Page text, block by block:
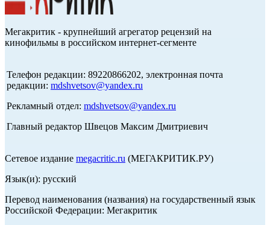
Мегакритик - крупнейший агрегатор рецензий на
кинофильмы в российском интернет-сегменте
Телефон редакции: 89220866202, электронная почта
редакции: mdshvetsov@yandex.ru
Рекламный отдел: mdshvetsov@yandex.ru
Главный редактор Швецов Максим Дмитриевич
Сетевое издание megacritic.ru (МЕГАКРИТИК.РУ)
Язык(и): русский
Перевод наименования (названия) на государственный язык
Российской Федерации: Мегакритик